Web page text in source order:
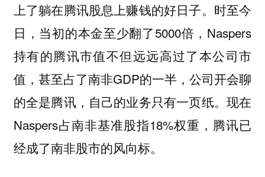
上了躺在腾讯股息上赚钱的好日子。时至今
日，当初的本金至少翻了5000倍，Naspers
持有的腾讯市值不但远远高过了本公司市
值，甚至占了南非GDP的一半，公司开会聊
的全是腾讯，自己的业务只有一页纸。现在
Naspers占南非基准股指18%权重，腾讯已
经成了南非股市的风向标。